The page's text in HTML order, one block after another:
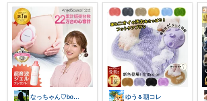
なっちゃん♡boy’s mama ゆう🌷朝コレ